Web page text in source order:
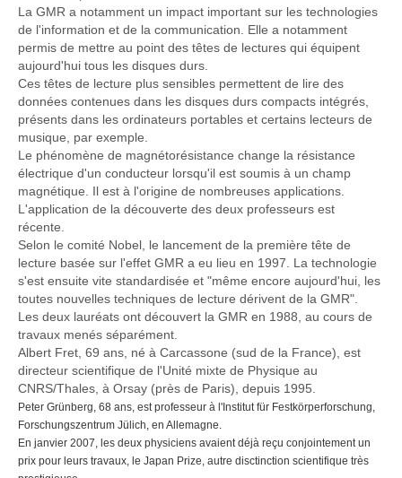
La GMR a notamment un impact important sur les technologies
de l'information et de la communication. Elle a notamment
permis de mettre au point des têtes de lectures qui équipent
aujourd'hui tous les disques durs.
Ces têtes de lecture plus sensibles permettent de lire des
données contenues dans les disques durs compacts intégrés,
présents dans les ordinateurs portables et certains lecteurs de
musique, par exemple.
Le phénomène de magnétorésistance change la résistance
électrique d'un conducteur lorsqu'il est soumis à un champ
magnétique. Il est à l'origine de nombreuses applications.
L'application de la découverte des deux professeurs est
récente.
Selon le comité Nobel, le lancement de la première tête de
lecture basée sur l'effet GMR a eu lieu en 1997. La technologie
s'est ensuite vite standardisée et "même encore aujourd'hui, les
toutes nouvelles techniques de lecture dérivent de la GMR".
Les deux lauréats ont découvert la GMR en 1988, au cours de
travaux menés séparément.
Albert Fret, 69 ans, né à Carcassone (sud de la France), est
directeur scientifique de l'Unité mixte de Physique au
CNRS/Thales, à Orsay (près de Paris), depuis 1995.
Peter Grünberg, 68 ans, est professeur à l'Institut für Festkörperforschung,
Forschungszentrum Jülich, en Allemagne.
En janvier 2007, les deux physiciens avaient déjà reçu conjointement un
prix pour leurs travaux, le Japan Prize, autre disctinction scientifique très